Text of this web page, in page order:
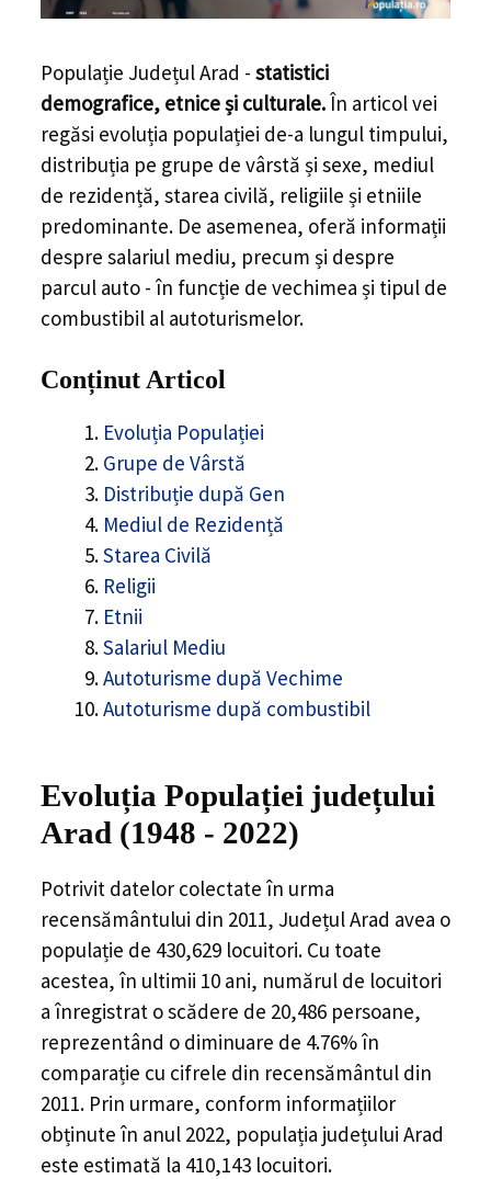
Populație Județul Arad - statistici
demografice, etnice și culturale.În articol vei
regăsi evoluția populației de-a lungul timpului,
distribuția pe grupe de vârstă și sexe, mediul
de rezidență, starea civilă, religiile și etniile
predominante. De asemenea, oferă informații
despre salariul mediu, precum și despre
parcul auto - în funcție de vechimea și tipul de
combustibil al autoturismelor.
Conținut Articol
Evoluția Populației
Grupe de Vârstă
Distribuție după Gen
Mediul de Rezidență
Starea Civilă
Religii
Etnii
Salariul Mediu
Autoturisme după Vechime
Autoturisme după combustibil
Evoluția Populației județului
Arad (1948 - 2022)
Potrivit datelor colectate în urma
recensământului din 2011, Județul Arad avea o
populație de 430,629 locuitori. Cu toate
acestea, în ultimii 10 ani, numărul de locuitori
a înregistrat oscădere de 20,486 persoane,
reprezentând o diminuare de 4.76%în
comparație cu cifrele din recensământul din
2011. Prin urmare, conform informațiilor
obținute în anul 2022, populația județului Arad
este estimată la 410,143 locuitori.